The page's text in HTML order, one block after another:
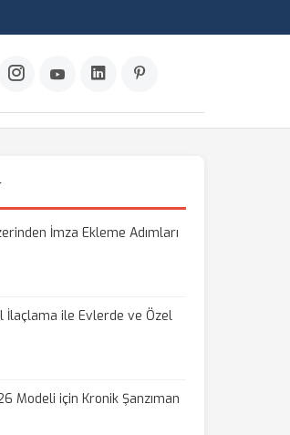
İmza Ekleme Adımları
İlaçlama ile Evlerde ve Özel
Modeli için Kronik Şanzıman